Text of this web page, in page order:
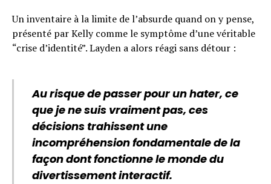
Un inventaire à la limite de l’absurde quand on y pense,
présenté par Kelly comme le symptôme d’une véritable
“crise d’identité”. Layden a alors réagi sans détour :
Au risque de passer pour un hater, ce
que je ne suis vraiment pas, ces
décisions trahissent une
incompréhension fondamentale de la
façon dont fonctionne le monde du
divertissement interactif.